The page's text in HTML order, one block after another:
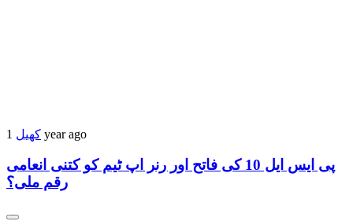
کھیل 1 year ago
پی ایس ایل 10 کی فاتح اور رنر اپ ٹیم کو کتنی انعامی
رقم ملی؟